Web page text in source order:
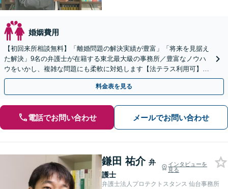
婚姻費用
【初回来所相談無料】「離婚問題の解決実績が豊富」「将来を見据え
た解決」9名の弁護士が在籍する東北最大級の事務所／豊富なノウハ
ウをいかし、複雑な問題にも柔軟に対処します【法テラス利用可】
【秘密厳守】
料金表を見る
電話でお問い合わせ メールでお問い合わせ
鎌田 祐介 弁
護士
インタビューを
見る
弁護士法人プロテクトスタンス 仙台事務所